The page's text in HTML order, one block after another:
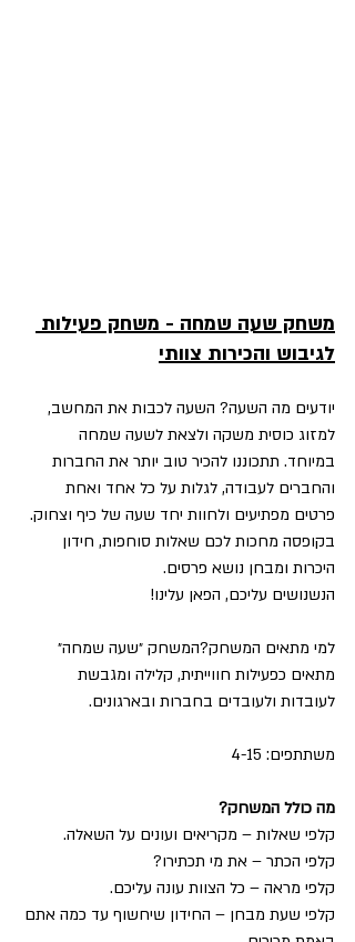
משחק שעה שמחה - משחק פעילות
לגיבוש והכירות צוותי
יודעים מה השעה? השעה לכבות את המחשב,
למזוג כוסית משקה ולצאת לשעה שמחה
במיוחד. תתכוננו להכיר טוב יותר את החברות
והחברים לעבודה, לגלות על כל אחד ואחת
פרטים מפתיעים ולחוות יחד שעה של כיף וצחוק.
בקופסה מחכות לכם שאלות סוחפות, חידון
היכרות ומבחן נושא פרסים.
הנשנושים עליכם, הפאן עלינו!
למי מתאים המשחק?המשחק ״שעה שמחה״
מתאים כפעילות חווייתית, קלילה ומגבשת
לעובדות ולעובדים בחברות ובארגונים.
משתתפים: 4-15
מה כולל המשחק?
קלפי שאלות – מקריאים ועונים על השאלה.
קלפי הכתר – את מי תכתירו?
קלפי מראה – כל הצוות עונה עליכם.
קלפי שעת מבחן – החידון שיחשוף עד כמה אתם